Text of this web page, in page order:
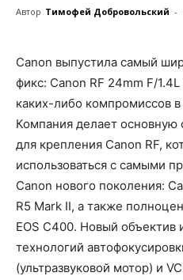
Автор Тимофей Добровольский -
Canon выпустила самый
фикс: Canon RF 24mm F/
каких-либо компромиссов
Компания делает основную
для крепления Canon RF,
использоваться с самыми
Canon нового поколения:
R5 Mark II, а также
EOS C400. Новый
технологий
(ультразвуковой мотор) и